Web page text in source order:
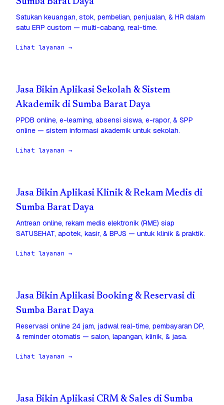
Satukan keuangan, stok, pembelian, penjualan, & HR dalam
satu ERP custom — multi-cabang, real-time.
Lihat layanan →
Jasa Bikin Aplikasi Sekolah & Sistem
Akademik di Sumba Barat Daya
PPDB online, e-learning, absensi siswa, e-rapor, & SPP
online — sistem informasi akademik untuk sekolah.
Lihat layanan →
Jasa Bikin Aplikasi Klinik & Rekam Medis di
Sumba Barat Daya
Antrean online, rekam medis elektronik (RME) siap
SATUSEHAT, apotek, kasir, & BPJS — untuk klinik & praktik.
Lihat layanan →
Jasa Bikin Aplikasi Booking & Reservasi di
Sumba Barat Daya
Reservasi online 24 jam, jadwal real-time, pembayaran DP,
& reminder otomatis — salon, lapangan, klinik, & jasa.
Lihat layanan →
Jasa Bikin Aplikasi CRM & Sales di Sumba